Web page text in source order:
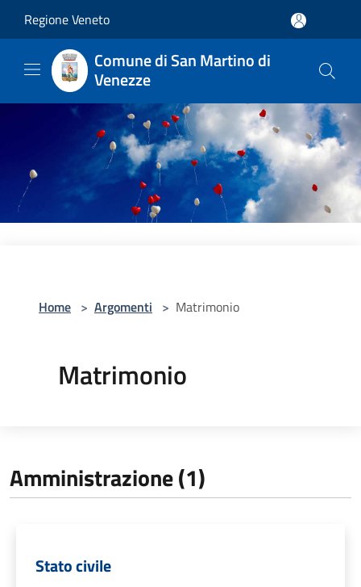
Regione Veneto
Comune di San Martino di
Venezze
Home > Argomenti > Matrimonio
Matrimonio
Amministrazione (1)
Stato civile